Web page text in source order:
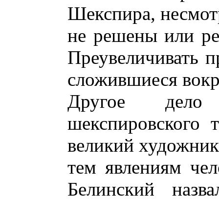
Шекспира,
не решены или
Преувеличивать
сложившиеся
Другое дело
шекспировского
великий
тем явлениям
Белинский